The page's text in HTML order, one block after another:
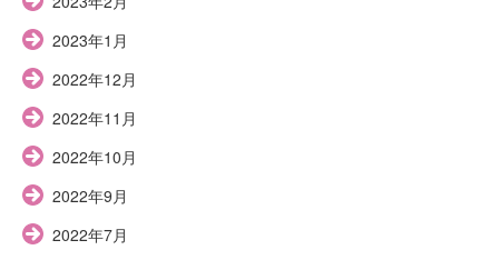
2023年1月
2022年12月
2022年11月
2022年10月
2022年9月
2022年7月